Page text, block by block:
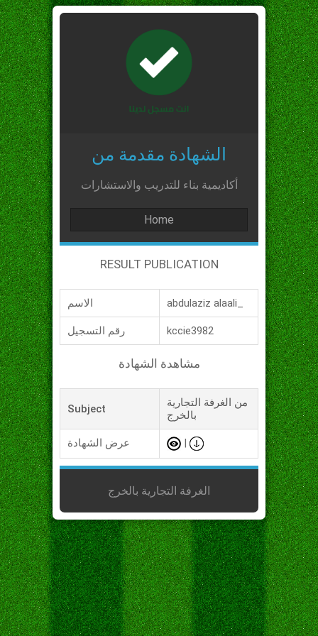
الشهادة مقدمة من
أكاديمية بناء للتدريب والاستشارات
Home
RESULT PUBLICATION
الاسم abdulaziz alaali_
رقم التسجيل kccie3982
مشاهدة الشهادة
Subject
من الغرفة التجارية
بالخرج
عرض الشهادة
الغرفة التجارية بالخرج